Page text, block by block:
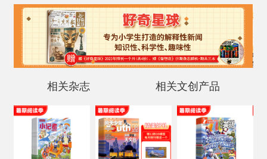
相关杂志 相关文创产品